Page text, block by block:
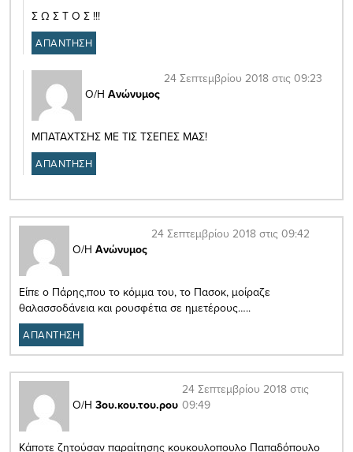
Σ Ω Σ Τ Ο Σ !!!
ΑΠΑΝΤΗΣΗ
Ο/Η Ανώνυμος
24 Σεπτεμβρίου 2018 στις 09:23
ΜΠΑΤΑΧΤΣΗΣ ΜΕ ΤΙΣ ΤΣΕΠΕΣ ΜΑΣ!
ΑΠΑΝΤΗΣΗ
Ο/Η Ανώνυμος
24 Σεπτεμβρίου 2018 στις 09:42
Είπε ο Πάρης,που το κόμμα του, το Πασοκ, μοίραζε
θαλασσοδάνεια και ρουσφέτια σε ημετέρους…..
ΑΠΑΝΤΗΣΗ
Ο/Η 3ου.κου.του.ρου
24 Σεπτεμβρίου 2018 στις
09:49
Κάποτε ζητούσαν παραίτησης κουκουλοπουλο Παπαδόπουλο